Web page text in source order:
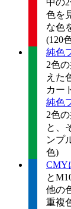
中の
色を
な色
(120
純色
2色
えた
カー
純色
2色
と、
ンプ
色)
CMY
と
他の
重複